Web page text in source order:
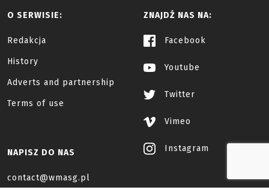
O SERWISIE:
Redakcja
History
Adverts and partnership
Terms of use
ZNAJDŹ NAS NA:
Facebook
Youtube
Twitter
Vimeo
Instagram
NAPISZ DO NAS
contact@wmasg.pl